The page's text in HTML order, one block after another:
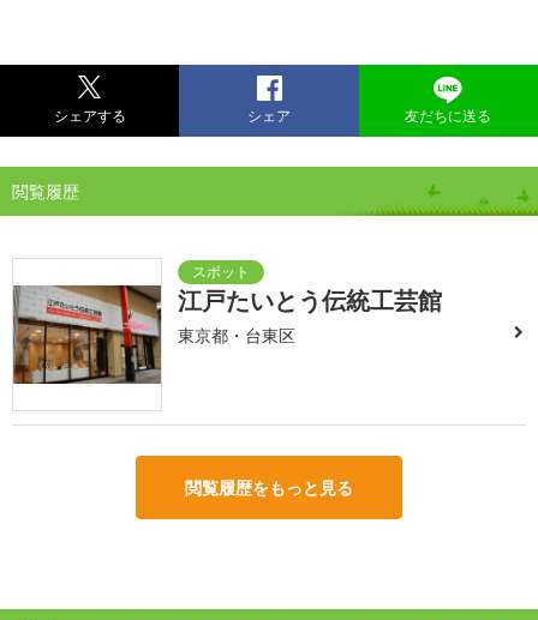
シェアする シェア 友だちに送る
閲覧履歴
江戸たいとう伝統工芸館
東京都・台東区
閲覧履歴をもっと見る